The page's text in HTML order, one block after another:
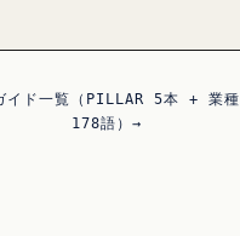
ガイド一覧（PILLAR 5本 + 業
178語）→